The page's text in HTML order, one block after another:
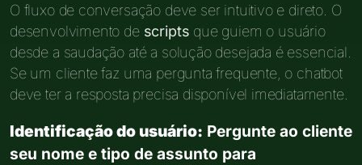
O fluxo de conversação deve ser intuitivo e direto. O
desenvolvimento de scripts que guiem o usuário
desde a saudação até a solução desejada é essencial.
Se um cliente faz uma pergunta frequente, o chatbot
deve ter a resposta precisa disponível imediatamente.
Identificação do usuário: Pergunte ao cliente
seu nome e tipo de assunto para